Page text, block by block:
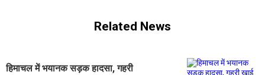
Related News
हिमाचल में भयानक सड़क हादसा, गहरी